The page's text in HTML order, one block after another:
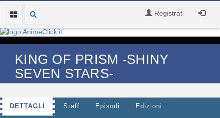
Registrati
KING OF PRISM -SHINY
SEVEN STARS-
DETTAGLI Staff Episodi Edizioni